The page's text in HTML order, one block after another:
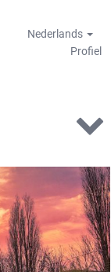
Nederlands
Profiel